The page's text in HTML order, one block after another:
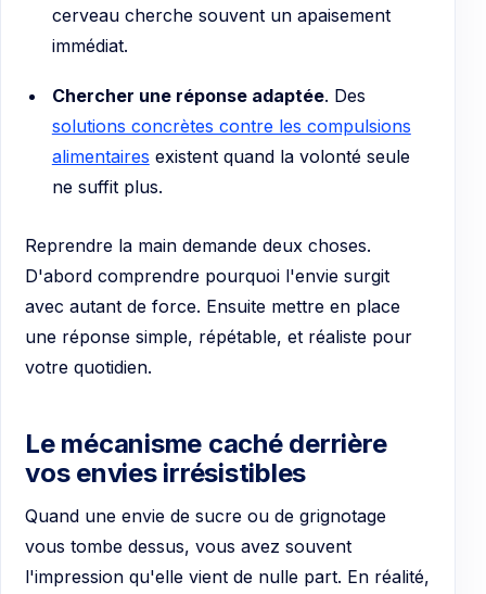
cerveau cherche souvent un apaisement
immédiat.
Chercher une réponse adaptée. Des
solutions concrètes contre les compulsions
alimentaires existent quand la volonté seule
ne suffit plus.
Reprendre la main demande deux choses.
D'abord comprendre pourquoi l'envie surgit
avec autant de force. Ensuite mettre en place
une réponse simple, répétable, et réaliste pour
votre quotidien.
Le mécanisme caché derrière
vos envies irrésistibles
Quand une envie de sucre ou de grignotage
vous tombe dessus, vous avez souvent
l'impression qu'elle vient de nulle part. En réalité,